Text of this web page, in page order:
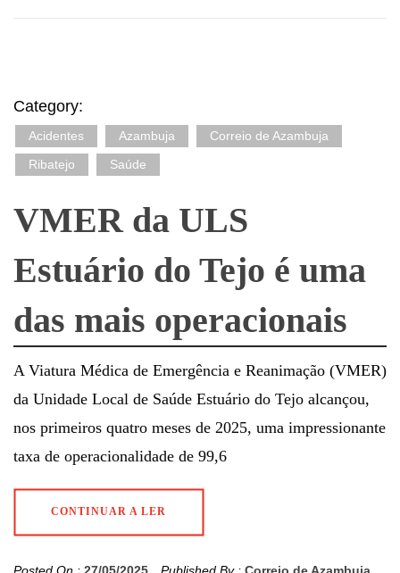
Category:
Acidentes Azambuja
Correio de Azambuja
Ribatejo
Saúde
VMER da ULS
Estuário do Tejo é uma
das mais operacionais
A Viatura Médica de Emergência e Reanimação (VMER)
da Unidade Local de Saúde Estuário do Tejo alcançou,
nos primeiros quatro meses de 2025, uma impressionante
taxa de operacionalidade de 99,6
CONTINUAR A LER